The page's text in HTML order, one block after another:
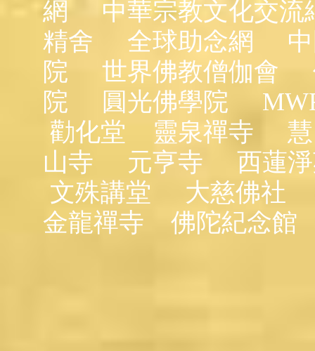
網
中華宗教文化交流
精舍
全球助念網
院
世界佛教僧伽會
院
圓光佛學院
勸化堂
靈泉禪寺
山寺
元亨寺
西蓮
文殊講堂
大慈佛社
金龍禪寺
佛陀紀念館